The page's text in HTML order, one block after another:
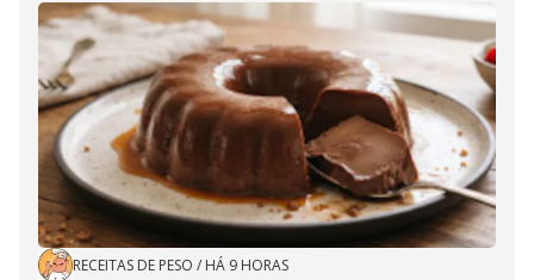
RECEITAS DE PESO / HÁ 9 HORAS